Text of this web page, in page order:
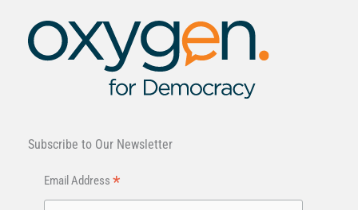
Subscribe to Our Newsletter
Email Address *